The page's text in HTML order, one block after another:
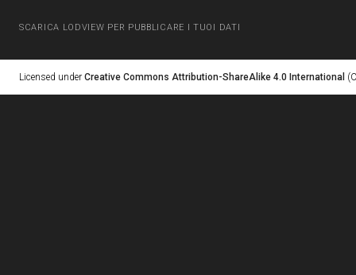
SCARICA LODVIEW PER PUBBLICARE I TUOI DATI
Licensed under Creative Commons Attribution-ShareAlike 4.0 International